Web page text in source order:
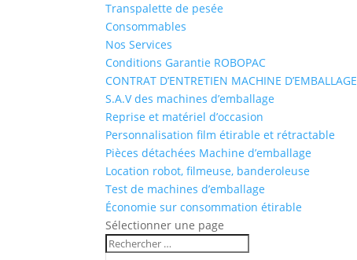
Transpalette de pesée
Consommables
Nos Services
Conditions Garantie ROBOPAC
CONTRAT D’ENTRETIEN MACHINE D’EMBALLAGE
S.A.V des machines d’emballage
Reprise et matériel d’occasion
Personnalisation film étirable et rétractable
Pièces détachées Machine d’emballage
Location robot, filmeuse, banderoleuse
Test de machines d’emballage
Économie sur consommation étirable
Sélectionner une page